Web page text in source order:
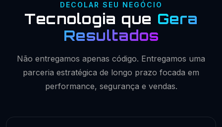
DECOLAR SEU NEGÓCIO
Tecnologia que Gera
Resultados
Não entregamos apenas código. Entregamos uma
parceria estratégica de longo prazo focada em
performance, segurança e vendas.